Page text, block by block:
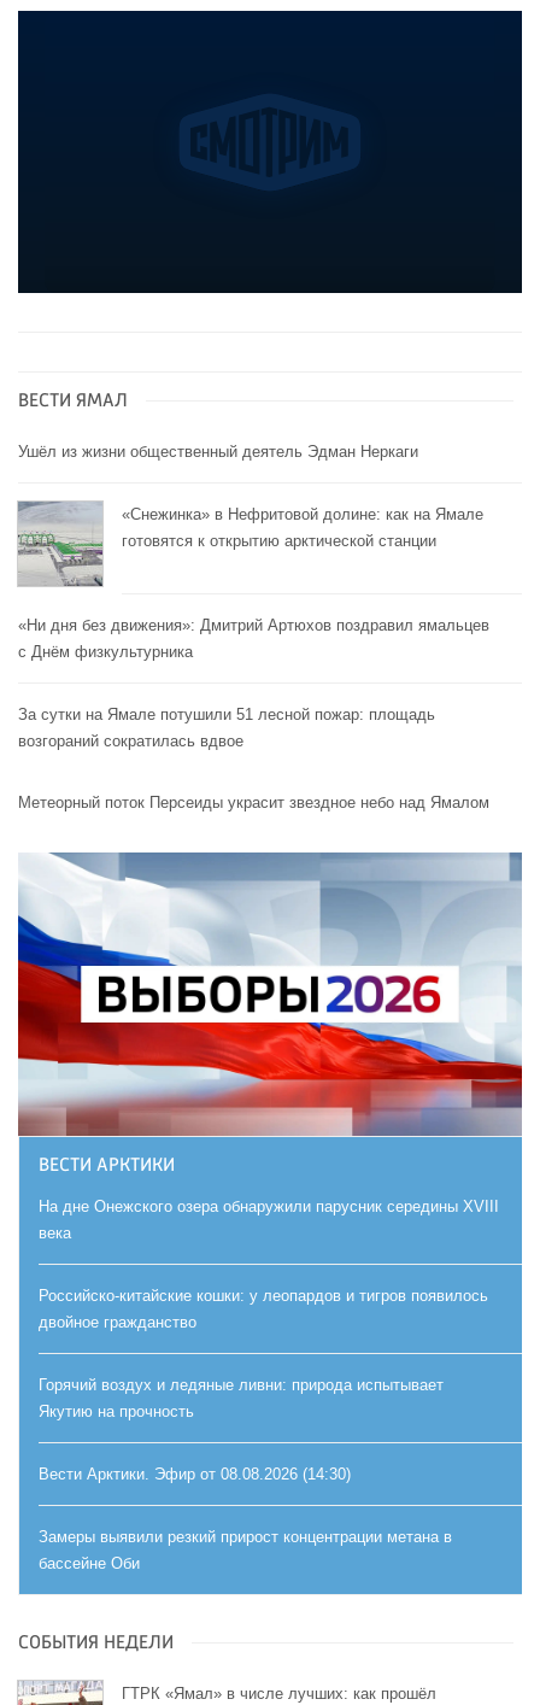
ВЕСТИ ЯМАЛ
Ушёл из жизни общественный деятель Эдман Неркаги
«Снежинка» в Нефритовой долине: как на Ямале
готовятся к открытию арктической станции
«Ни дня без движения»: Дмитрий Артюхов поздравил ямальцев
с Днём физкультурника
За сутки на Ямале потушили 51 лесной пожар: площадь
возгораний сократилась вдвое
Метеорный поток Персеиды украсит звездное небо над Ямалом
ВЕСТИ АРКТИКИ
На дне Онежского озера обнаружили парусник середины XVIII
века
Российско-китайские кошки: у леопардов и тигров появилось
двойное гражданство
Горячий воздух и ледяные ливни: природа испытывает
Якутию на прочность
Вести Арктики. Эфир от 08.08.2026 (14:30)
Замеры выявили резкий прирост концентрации метана в
бассейне Оби
СОБЫТИЯ НЕДЕЛИ
ГТРК «Ямал» в числе лучших: как прошёл